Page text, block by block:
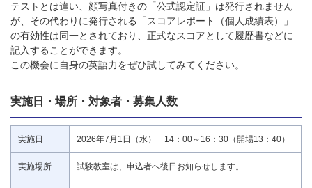
テストとは違い、顔写真付きの「公式認定証」は発行されません
が、その代わりに発行される「スコアレポート（個人成績表）」
の有効性は同一とされており、正式なスコアとして履歴書などに
記入することができます。
この機会に自身の英語力をぜひ試してみてください。
実施日・場所・対象者・募集人数
実施日 2026年7月1日（水） 14：00～16：30（開場13：40）
実施場所 試験教室は、申込者へ後日お知らせします。